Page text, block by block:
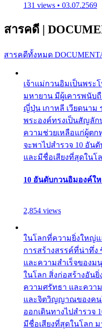
131 views • 03.07.2569
สารคดี |
สารคดีทั้งหมด
เจ้าแม่กวนอิมเป็นพร
มหายาน มีผู้เคารพนับ
ญี่ปุ่น เกาหลี เวียดนาม
พระองค์ทรงเป็นสัญลั
ความช่วยเหลือแก่ผู้ตก
จะพาไปสำรวจ 10 อัน
และมีชื่อเสียงที่สุดในโ
10 อันดับกวนอิมองค์ใ
2,854 views
ในโลกที่ความยิ่งใหญ่
การสร้างสรรค์ที่น่าทึ่ง
และความสำเร็จของ
ในโลก สิ่งก่อสร้างอันยิ่
ความศรัทธา และควา
และจิตวิญญาณของคน
ออกเดินทางไปสำรวจ
มีชื่อเสียงที่สุดในโลก